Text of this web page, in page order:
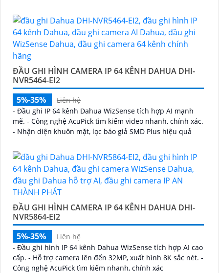
ĐẦU GHI HÌNH CAMERA IP 64 KÊNH DAHUA DHI-
NVR5464-EI2
5%-35%
Liên hệ
- Đầu ghi IP 64 kênh Dahua WizSense tích hợp AI mạnh
mẽ. - Công nghệ AcuPick tìm kiếm video nhanh, chính xác.
- Nhận diện khuôn mặt, lọc báo giả SMD Plus hiệu quả
ĐẦU GHI HÌNH CAMERA IP 64 KÊNH DAHUA DHI-
NVR5864-EI2
5%-35%
Liên hệ
- Đầu ghi hình IP 64 kênh Dahua WizSense tích hợp AI cao
cấp. - Hỗ trợ camera lên đến 32MP, xuất hình 8K sắc nét. -
Công nghệ AcuPick tìm kiếm nhanh, chính xác